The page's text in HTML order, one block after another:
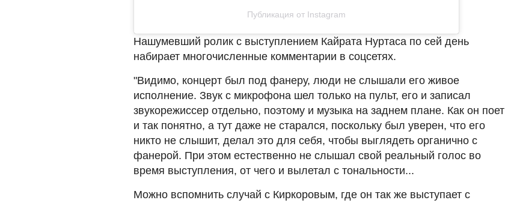
Публикация от Instagram
Нашумевший ролик с выступлением Кайрата Нуртаса по сей день
набирает многочисленные комментарии в соцсетях.
"Видимо, концерт был под фанеру, люди не слышали его живое
исполнение. Звук с микрофона шел только на пульт, его и записал
звукорежиссер отдельно, поэтому и музыка на заднем плане. Как он поет
и так понятно, а тут даже не старался, поскольку был уверен, что его
никто не слышит, делал это для себя, чтобы выглядеть органично с
фанерой. При этом естественно не слышал свой реальный голос во
время выступления, от чего и вылетал с тональности...
Можно вспомнить случай с Киркоровым, где он так же выступает с